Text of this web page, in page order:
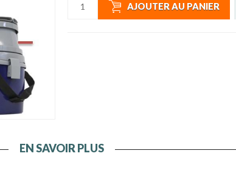
AJOUTER AU PANIER
EN SAVOIR PLUS